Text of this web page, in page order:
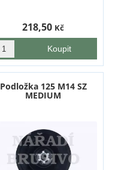
218,50 Kč
Podložka 125 M14 SZ
MEDIUM